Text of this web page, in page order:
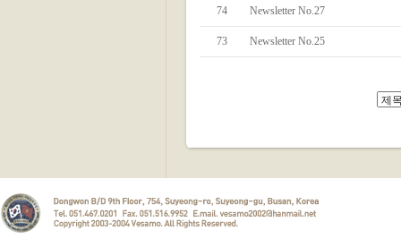
74 Newsletter No.27
73 Newsletter No.25